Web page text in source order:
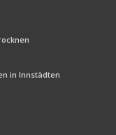
in Innstädten